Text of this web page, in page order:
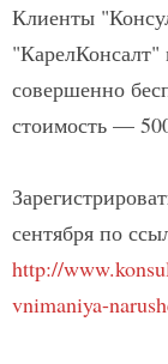
Клиенты
"КарелКонсалт"
совершенно
стоимость —
сентября по
http://
vnimaniya-